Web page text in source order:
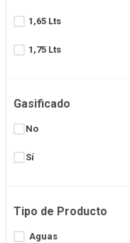
1,65 Lts
1,75 Lts
2 Lts
2,2 Lts
2,25 Lt
Gasificado
No
Sí
Tipo de Producto
Aguas